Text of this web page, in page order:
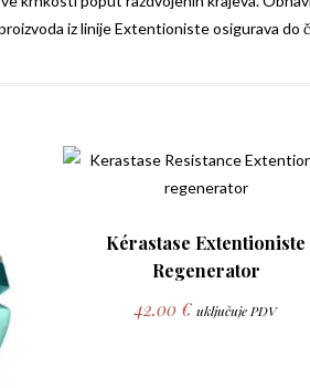
iz linije Extentioniste osigurava do
Kérastase Extentioniste
Regenerator
42.00 € uključuje PDV